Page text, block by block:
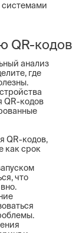
системами
QR-кодов
анализ
где
QR-кодов
QR-кодов,
как срок
что